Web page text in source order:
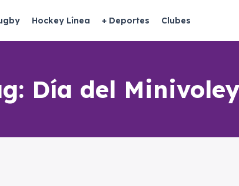
Hockey Línea + Deportes Clubes
Día del